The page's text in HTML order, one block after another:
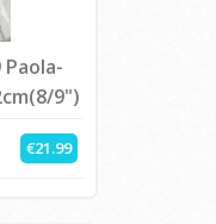
9")
€21.99